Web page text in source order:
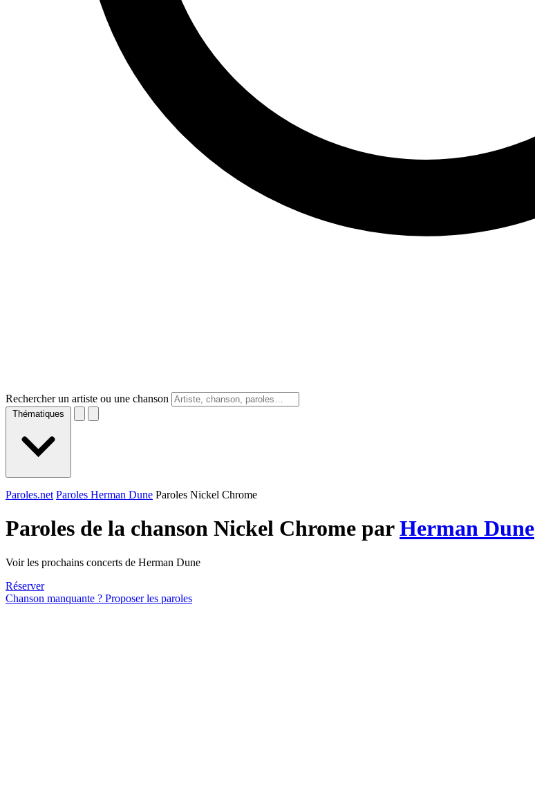
Rechercher un artiste ou une chanson
Thématiques
Paroles.net Paroles Herman Dune Paroles Nickel Chrome
Paroles de la chanson Nickel Chrome parHerman Dune
Voir les prochains concerts de Herman Dune
Réserver
Chanson manquante ? Proposer les paroles